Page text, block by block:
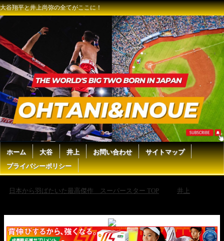
大谷翔平と井上尚弥の全てがここに！
ホーム 大谷 井上 お問い合わせ
サイトマップ
プライバシーポリシー
日本から羽ばたいた最高傑作 スーパースター TOP
井上